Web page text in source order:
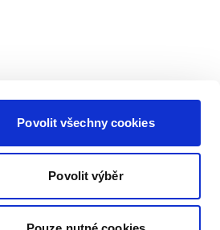
Povolit všechny cookies
Povolit výběr